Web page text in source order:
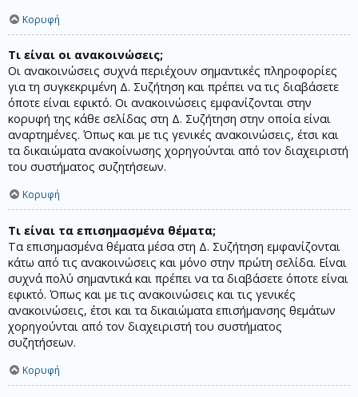
Κορυφή
Τι είναι οι ανακοινώσεις;
Οι ανακοινώσεις συχνά περιέχουν σημαντικές πληροφορίες
για τη συγκεκριμένη Δ. Συζήτηση και πρέπει να τις διαβάσετε
όποτε είναι εφικτό. Οι ανακοινώσεις εμφανίζονται στην
κορυφή της κάθε σελίδας στη Δ. Συζήτηση στην οποία είναι
αναρτημένες. Όπως και με τις γενικές ανακοινώσεις, έτσι και
τα δικαιώματα ανακοίνωσης χορηγούνται από τον διαχειριστή
του συστήματος συζητήσεων.
Κορυφή
Τι είναι τα επισημασμένα θέματα;
Τα επισημασμένα θέματα μέσα στη Δ. Συζήτηση εμφανίζονται
κάτω από τις ανακοινώσεις και μόνο στην πρώτη σελίδα. Είναι
συχνά πολύ σημαντικά και πρέπει να τα διαβάσετε όποτε είναι
εφικτό. Όπως και με τις ανακοινώσεις και τις γενικές
ανακοινώσεις, έτσι και τα δικαιώματα επισήμανσης θεμάτων
χορηγούνται από τον διαχειριστή του συστήματος
συζητήσεων.
Κορυφή